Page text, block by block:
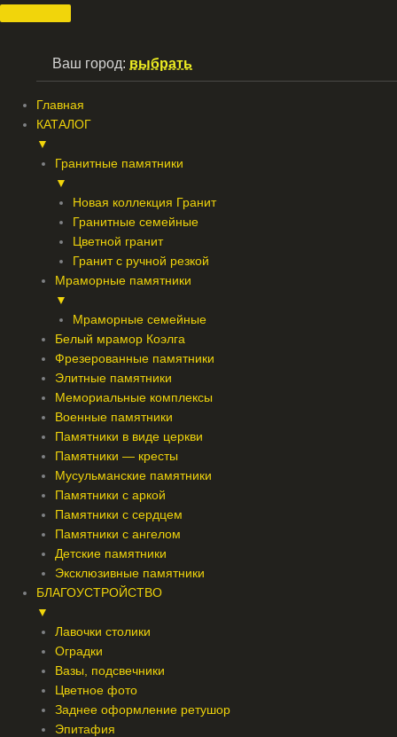
Ваш город: выбрать
Главная
КАТАЛОГ
▼
Гранитные памятники
▼
Новая коллекция Гранит
Гранитные семейные
Цветной гранит
Гранит с ручной резкой
Мраморные памятники
▼
Мраморные семейные
Белый мрамор Коэлга
Фрезерованные памятники
Элитные памятники
Мемориальные комплексы
Военные памятники
Памятники в виде церкви
Памятники — кресты
Мусульманские памятники
Памятники с аркой
Памятники с сердцем
Памятники с ангелом
Детские памятники
Эксклюзивные памятники
БЛАГОУСТРОЙСТВО
▼
Лавочки столики
Оградки
Вазы, подсвечники
Цветное фото
Заднее оформление ретушор
Эпитафия
Перейти